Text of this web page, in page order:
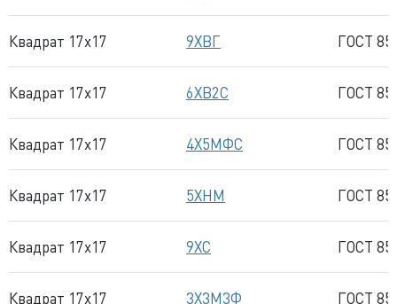
Квадрат 17x17 9ХВГ ГОСТ
Квадрат 17x17 6ХВ2С ГОСТ
Квадрат 17x17 4Х5МФС ГОСТ
Квадрат 17x17 5ХНМ ГОСТ
Квадрат 17x17 9ХС ГОСТ
Квадрат 17x17 3Х3М3Ф ГОСТ